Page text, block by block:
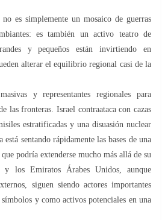
es simplemente un mosaico de guerras
es también un activo teatro de
y pequeños están invirtiendo en
alterar el equilibrio regional casi de la
y representantes regionales para
las fronteras. Israel contraataca con cazas
estratificadas y una disuasión nuclear
sentando rápidamente las bases de una
podría extenderse mucho más allá de su
y los Emiratos Árabes Unidos, aunque
siguen siendo actores importantes
y como activos potenciales en una